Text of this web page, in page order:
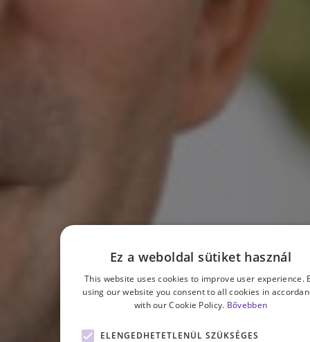
Ez a weboldal sütiket használ
This website uses cookies to improve user experience.
using our website you consent to all cookies in
with our Cookie Policy. Bővebben
ELENGEDHETETLENÜL SZÜKSÉGES